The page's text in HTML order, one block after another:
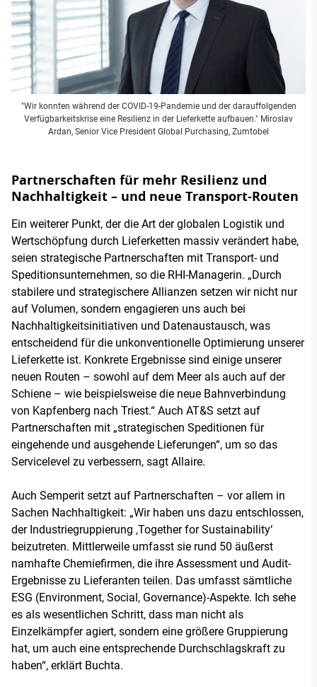
"Wir konnten während der COVID-19-Pandemie und der darauffolgenden
Verfügbarkeitskrise eine Resilienz in der Lieferkette aufbauen." Miroslav
Ardan, Senior Vice President Global Purchasing, Zumtobel
Partnerschaften für mehr Resilienz und
Nachhaltigkeit – und neue Transport-Routen
Ein weiterer Punkt, der die Art der globalen Logistik und
Wertschöpfung durch Lieferketten massiv verändert habe,
seien strategische Partnerschaften mit Transport- und
Speditionsunternehmen, so die RHI-Managerin. „Durch
stabilere und strategischere Allianzen setzen wir nicht nur
auf Volumen, sondern engagieren uns auch bei
Nachhaltigkeitsinitiativen und Datenaustausch, was
entscheidend für die unkonventionelle Optimierung unserer
Lieferkette ist. Konkrete Ergebnisse sind einige unserer
neuen Routen – sowohl auf dem Meer als auch auf der
Schiene – wie beispielsweise die neue Bahnverbindung
von Kapfenberg nach Triest.“ Auch AT&S setzt auf
Partnerschaften mit „strategischen Speditionen für
eingehende und ausgehende Lieferungen“, um so das
Servicelevel zu verbessern, sagt Allaire.
Auch Semperit setzt auf Partnerschaften – vor allem in
Sachen Nachhaltigkeit: „Wir haben uns dazu entschlossen,
der Industriegruppierung ‚Together for Sustainability‘
beizutreten. Mittlerweile umfasst sie rund 50 äußerst
namhafte Chemiefirmen, die ihre Assessment und Audit-
Ergebnisse zu Lieferanten teilen. Das umfasst sämtliche
ESG (Environment, Social, Governance)-Aspekte. Ich sehe
es als wesentlichen Schritt, dass man nicht als
Einzelkämpfer agiert, sondern eine größere Gruppierung
hat, um auch eine entsprechende Durchschlagskraft zu
haben“, erklärt Buchta.